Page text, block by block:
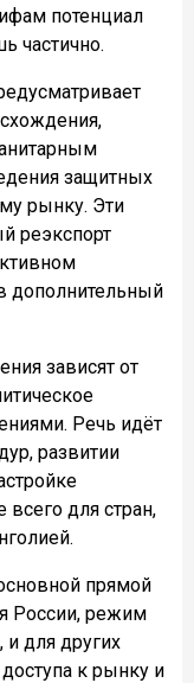
потенциал
частично.
защитных
рынку. Эти
реэкспорт
дополнительный
зависят от
Речь идёт
развитии
для стран,
прямой
России, режим
и для других
к рынку и